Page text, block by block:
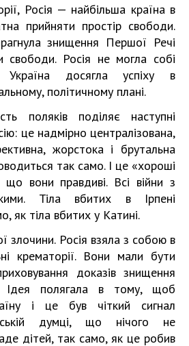
Росія — найбільша країна в
прийняти простір свободи.
знищення Першої Речі
свободи. Росія не могла собі
досягла успіху в
політичному плані.
поляків поділяє наступні
це надмірно централізована,
жорстока і брутальна
так само. І це «хороші
що вони правдиві. Всі війни з
Тіла вбитих в Ірпені
як тіла вбитих у Катині.
злочини. Росія взяла з собою в
крематорії. Вони мали бути
доказів знищення
Ідея полягала в тому, щоб
і це був чіткий сигнал
думці, що нічого не
дітей, так само, як це робив